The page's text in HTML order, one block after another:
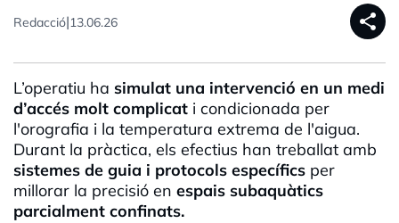
Redacció|13.06.26 share
L’operatiu ha simulat una intervenció en un medi
d’accés molt complicat i condicionada per
l'orografia i la temperatura extrema de l'aigua.
Durant la pràctica, els efectius han treballat amb
sistemes de guia i protocols específics per
millorar la precisió en espais subaquàtics
parcialment confinats.